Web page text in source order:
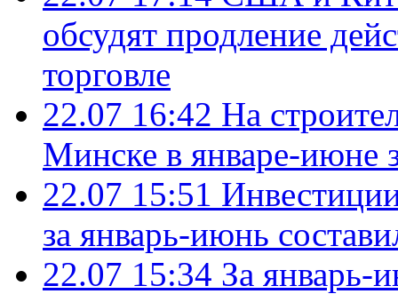
обсудят продление
торговле
22.07 16:42 На
Минске в январе-июне
22.07 15:51
за январь-июнь
22.07 15:34 За январь-